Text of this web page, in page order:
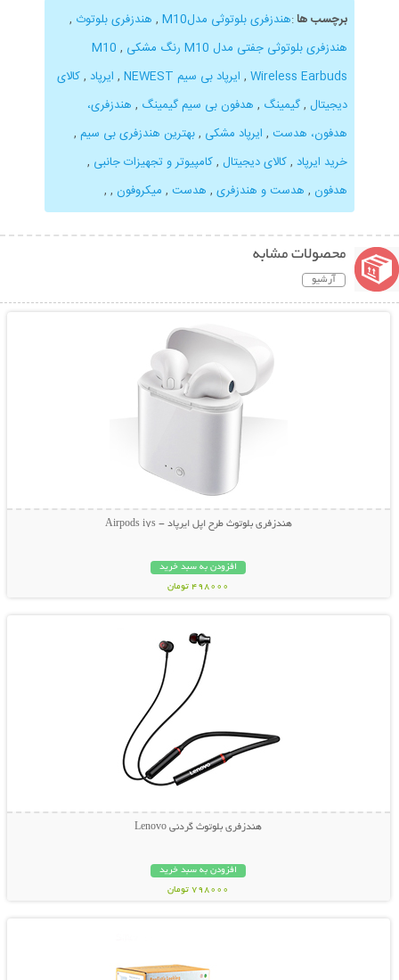
برچسب ها:هندزفری بلوتوثی مدلM10 , هندزفری بلوتوث ,
هندزفری بلوتوثی جفتی مدل M10 رنگ مشکی
,
M10
Wireless Earbuds
, ایرپاد بی سیم NEWEST , ایرپاد ,کالای
دیجیتال ,گیمینگ , هدفون بی سیم گیمینگ , هندزفری،
هدفون، هدست , ایرپاد مشکی ,بهترین هندزفری بی سیم ,
خرید ایرپاد ,کالای دیجیتال ,کامپیوتر و تجهیزات جانبی ,
هدفون , هدست و هندزفری , هدست , میکروفون ,
,
محصولات مشابه
آرشیو
هندزفری بلوتوث طرح اپل ایرپاد - Airpods i7s
افزودن به سبد خرید
498000 تومان
نمایش توضیحات بیشتر
هندزفری بلوتوث گردنی Lenovo
افزودن به سبد خرید
798000 تومان
نمایش توضیحات بیشتر